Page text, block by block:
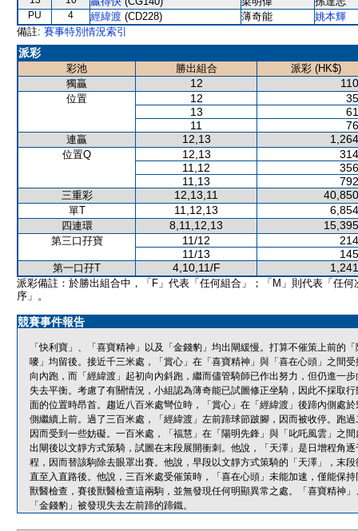
PU 4 經緯渡 (CD228) 薄奇能
姚本輝
備註: 賽事特別情況索引
派彩
彩池 勝出組合
派彩 (HK$)
獨贏
12
位置 12
13
11
連贏 12,13
位置Q 12,13
11,12
11,13
三重彩 12,13,11
單T 11,12,13
四連環 8,11,12,13
第三口孖寶 11/12
11/13
第一口孖T 4,10,11/F
派彩備註：於勝出組合中，「F」代表「任何組合」；「M」則代表「任何
序」。
競賽事件報告
「快利寶」、「喜寶精神」以及「金錢豹」均出閘緩慢。打算不催策上前的
嘜」均留後。接近千三米處，「賞心」在「喜寶精神」與「喜在心頭」之間
向內跑，而「經緯渡」起初向內斜跑，繼而儘管騎師已作出努力，但仍進一
失去平衡。考慮了有關情況，小組認為薄奇能已試圖修正坐騎，因此不採取
面的位置時昂首。趨近八百米處彎位時，「賞心」在「經緯渡」後蹄內側處
側繼續上前。過了三百米處，「經緯渡」左前蹄球節跛腳，因而被收停。跑
因而受到一些妨礙。一百米處，「福慧」在「陽明先鋒」與「叱吒風雲」之
出閘後以文靜方式策騎，試圖在末段展開衝刺。他說，「天澤」是日增程角
程，因而替該駒除去眼罩出賽。他說，早段以文靜方式策騎的「天澤」，末
直至入直路後。他說，三百米處受催策時，「喜在心頭」未能加速，僅能保
獸醫檢查，賽後獸醫檢查這兩駒，並無發現任何明顯異常之處。「喜寶精神
「金錢豹」被發現失去左前蹄的蹄鐵。